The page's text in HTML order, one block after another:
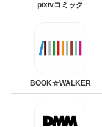
pixivコミック
BOOK☆WALKER